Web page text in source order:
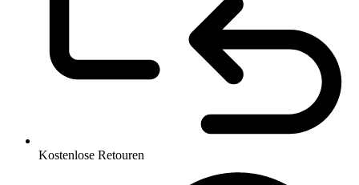
Kostenlose Retouren